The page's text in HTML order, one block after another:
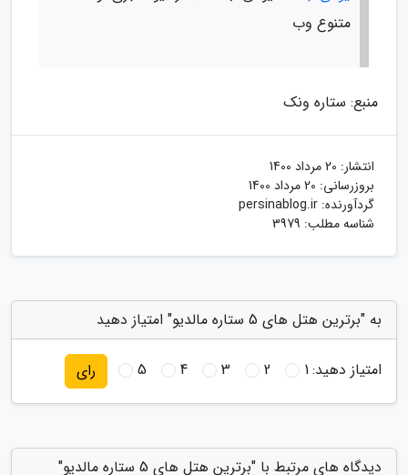
متنوع وب
منبع: ستاره ونک
انتشار: 20 مرداد 1400
بروزرسانی: 20 مرداد 1400
گردآورنده: persinablog.ir
شناسه مطلب: 3979
به "برترین هتل های 5 ستاره مالدیو" امتیاز دهید
امتیاز دهید:1
2
3
4
5 رای
دیدگاه های مرتبط با "برترین هتل های 5 ستاره مالدیو"